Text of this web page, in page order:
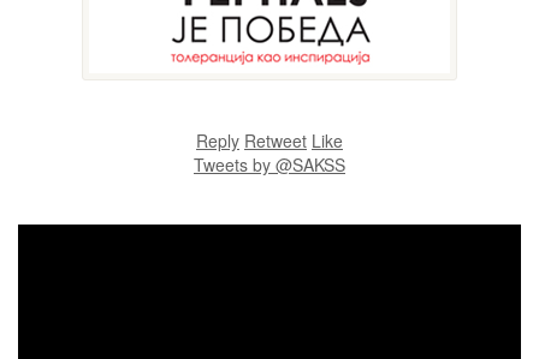
Reply Retweet Like
Tweets by @SAKSS